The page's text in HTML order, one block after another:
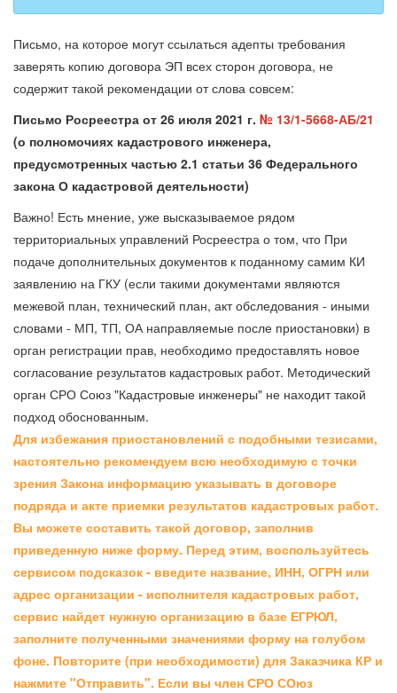
Письмо, на которое могут ссылаться адепты требования
заверять копию договора ЭП всех сторон договора, не
содержит такой рекомендации от слова совсем:
Письмо Росреестра от 26 июля 2021 г. № 13/1-5668-АБ/21
(о полномочиях кадастрового инженера,
предусмотренных частью 2.1 статьи 36 Федерального
закона О кадастровой деятельности)
Важно! Есть мнение, уже высказываемое рядом
территориальных управлений Росреестра о том, что При
подаче дополнительных документов к поданному самим КИ
заявлению на ГКУ (если такими документами являются
межевой план, технический план, акт обследования - иными
словами - МП, ТП, ОА направляемые после приостановки) в
орган регистрации прав, необходимо предоставлять новое
согласование результатов кадастровых работ. Методический
орган СРО Союз "Кадастровые инженеры" не находит такой
подход обоснованным.
Для избежания приостановлений с подобными тезисами,
настоятельно рекомендуем всю необходимую с точки
зрения Закона информацию указывать в договоре
подряда и акте приемки результатов кадастровых работ.
Вы можете составить такой договор, заполнив
приведенную ниже форму. Перед этим, воспользуйтесь
сервисом подсказок - введите название, ИНН, ОГРН или
адрес организации - исполнителя кадастровых работ,
сервис найдет нужную организацию в базе ЕГРЮЛ,
заполните полученными значениями форму на голубом
фоне. Повторите (при необходимости) для Заказчика КР и
нажмите "Отправить". Если вы член СРО СОюз